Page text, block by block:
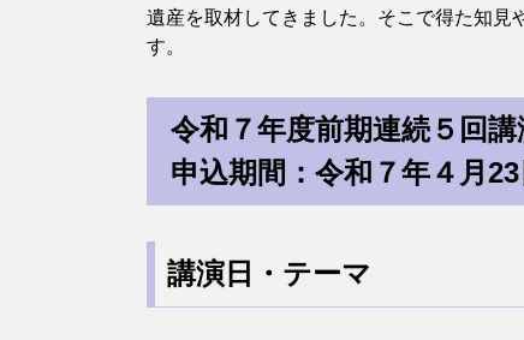
遺産を取材してきました。そこで得た知見
令和７年度前期連続５回講
申込期間：令和７年４月
講演日・テーマ